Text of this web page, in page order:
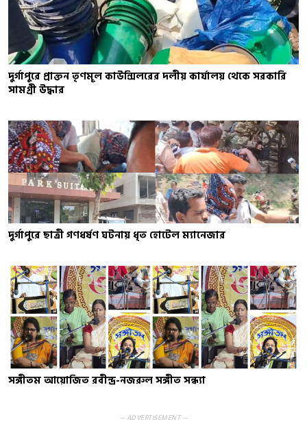
দুর্গাপুরে প্রাক্তন তৃণমূল কাউন্সিলরের দলীয় কার্যালয় থেকে সরকারি
সামগ্রী উদ্ধার
দুর্গাপুরে ছাত্রী গণধর্ষণ ঘটনায় ধৃত হোটেল ম্যানেজার
সঙ্গীতম আয়োজিত রবীন্দ্র-নজরুল সঙ্গীত সন্ধ্যা
— ADVERTISEMENT —